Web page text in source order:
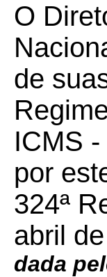
O
de
ICMS
por
324ª
abril
dada